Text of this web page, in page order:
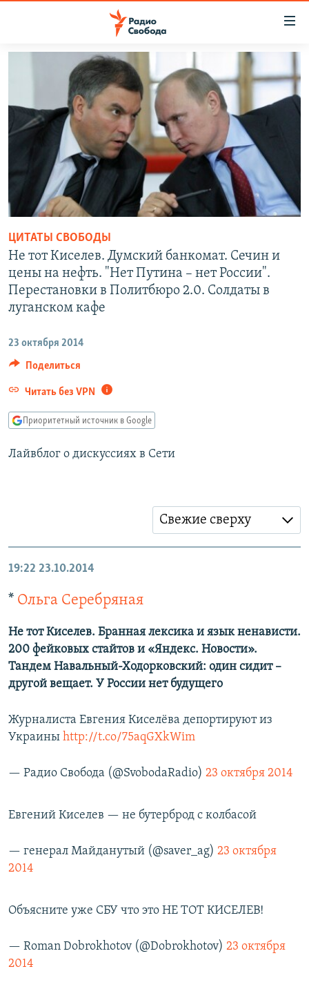
упрощенного
Вернуться
основному
содержанию
Вернутся
главной
Вернутся
поиску
ПРОГРАММЫ
ПОДКАСТЫ
АВТОРСКИЕ ПРОЕКТЫ
ЦИТАТЫ СВОБОДЫ
МНЕНИЯ
КУЛЬТУРА
КАВКАЗ.РЕАЛИИ
СЕВЕР.РЕАЛИИ
СИБИРЬ.РЕАЛИИ
ПОДПИШИТЕСЬ НА РАССЫЛКУ
СОЦИАЛЬНЫЕ СЕТИ
ЦИТАТЫ СВОБОДЫ
Не тот Киселев. Думский банкомат. Сечин и
цены на нефть. "Нет Путина – нет России".
Перестановки в Политбюро 2.0. Солдаты в
луганском кафе
23 октября 2014
Поделиться
Читать без VPN
Приоритетный источник в Google
Лайвблог о дискуссиях в Сети
Свежие сверху
19:22 23.10.2014
* Ольга Серебряная
Не тот Киселев. Бранная лексика и язык ненависти.
200 фейковых стайтов и «Яндекс. Новости».
Тандем Навальный-Ходорковский: один сидит –
другой вещает. У России нет будущего
Журналиста Евгения Киселёва депортируют из
Украины http://t.co/75aqGXkWim
— Радио Свобода (@SvobodaRadio) 23 октября 2014
Евгений Киселев — не бутерброд с колбасой
— генерал Майданутый (@saver_ag) 23 октября
2014
Объясните уже СБУ что это НЕ ТОТ КИСЕЛЕВ!
— Roman Dobrokhotov (@Dobrokhotov) 23 октября
2014